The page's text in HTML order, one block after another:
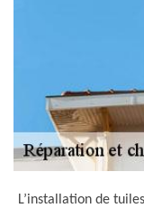
L’installation de